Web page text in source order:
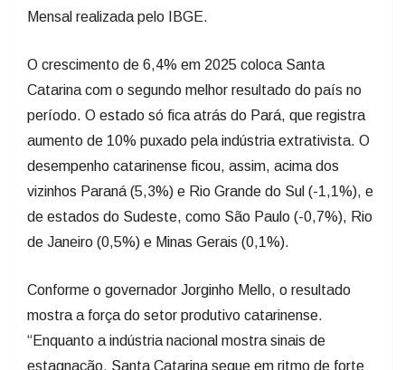
Mensal realizada pelo IBGE.
O crescimento de 6,4% em 2025 coloca Santa
Catarina com o segundo melhor resultado do país no
período. O estado só fica atrás do Pará, que registra
aumento de 10% puxado pela indústria extrativista. O
desempenho catarinense ficou, assim, acima dos
vizinhos Paraná (5,3%) e Rio Grande do Sul (-1,1%), e
de estados do Sudeste, como São Paulo (-0,7%), Rio
de Janeiro (0,5%) e Minas Gerais (0,1%).
Conforme o governador Jorginho Mello, o resultado
mostra a força do setor produtivo catarinense.
“Enquanto a indústria nacional mostra sinais de
estagnação, Santa Catarina segue em ritmo de forte